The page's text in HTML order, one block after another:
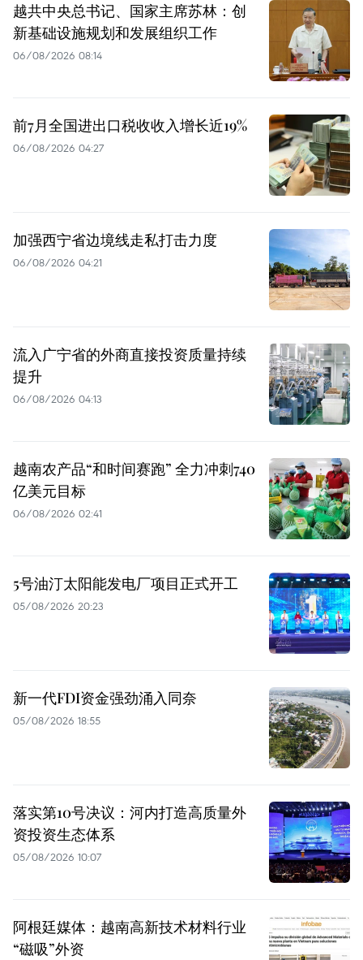
越共中央总书记、国家主席苏林：创
新基础设施规划和发展组织工作
06/08/2026 08:14
前7月全国进出口税收收入增长近19%
06/08/2026 04:27
加强西宁省边境线走私打击力度
06/08/2026 04:21
流入广宁省的外商直接投资质量持续
提升
06/08/2026 04:13
越南农产品“和时间赛跑” 全力冲刺740
亿美元目标
06/08/2026 02:41
5号油汀太阳能发电厂项目正式开工
05/08/2026 20:23
新一代FDI资金强劲涌入同奈
05/08/2026 18:55
落实第10号决议：河内打造高质量外
资投资生态体系
05/08/2026 10:07
阿根廷媒体：越南高新技术材料行业
“磁吸”外资